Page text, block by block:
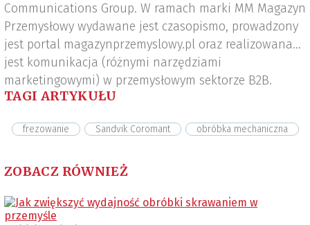
Communications Group. W ramach marki MM Magazyn
Przemysłowy wydawane jest czasopismo, prowadzony
jest portal magazynprzemyslowy.pl oraz realizowana
jest komunikacja (różnymi narzędziami
marketingowymi) w przemysłowym sektorze B2B.
TAGI ARTYKUŁU
frezowanie Sandvik Coromant obróbka mechaniczna
ZOBACZ RÓWNIEŻ